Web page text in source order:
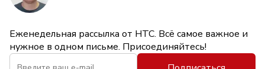
Еженедельная рассылка от НТС. Всё самое важное и
нужное в одном письме. Присоединяйтесь!